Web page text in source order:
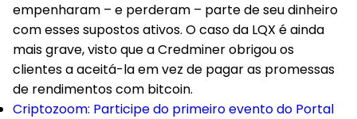
empenharam – e perderam – parte de seu dinheiro
com esses supostos ativos. O caso da LQX é ainda
mais grave, visto que a Credminer obrigou os
clientes a aceitá-la em vez de pagar as promessas
de rendimentos com bitcoin.
Criptozoom: Participe do primeiro evento do Portal